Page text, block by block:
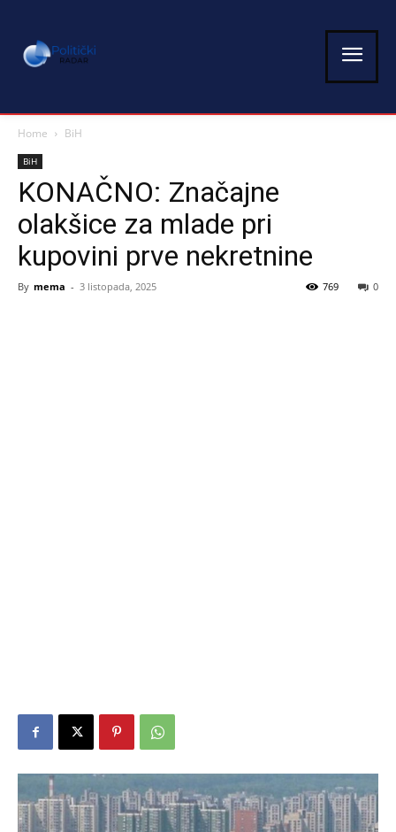
Home BiH
BiH
KONAČNO: Značajne
olakšice za mlade pri
kupovini prve nekretnine
By mema - 3 listopada, 2025 0
769